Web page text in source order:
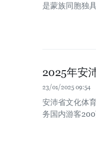
是蒙族同胞独
2025年安
23/01/2025 09:54
安沛省文化体
务国内游客